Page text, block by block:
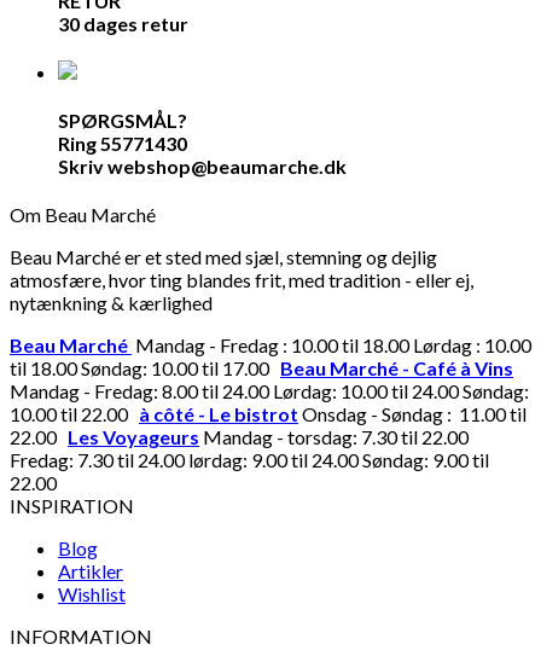
30 dages retur
SPØRGSMÅL?
Ring 55771430
Skriv webshop@beaumarche.dk
Om Beau Marché
Beau Marché er et sted med sjæl, stemning og dejlig
atmosfære, hvor ting blandes frit, med tradition - eller ej,
nytænkning & kærlighed
Beau Marché Mandag - Fredag : 10.00 til 18.00 Lørdag : 10.00
til 18.00 Søndag: 10.00 til 17.00 Beau Marché - Café à Vins
Mandag - Fredag: 8.00 til 24.00 Lørdag: 10.00 til 24.00 Søndag:
10.00 til 22.00 à côté - Le bistrot Onsdag - Søndag : 11.00 til
22.00 Les Voyageurs Mandag - torsdag: 7.30 til 22.00
Fredag: 7.30 til 24.00 lørdag: 9.00 til 24.00 Søndag: 9.00 til
22.00
INSPIRATION
Blog
Artikler
Wishlist
INFORMATION